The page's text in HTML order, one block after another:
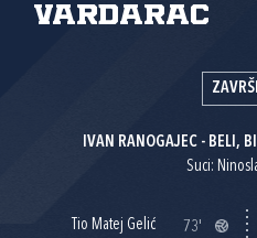
Vardarac
IVAN RANOGAJEC -
Suci:
Tio Matej Gelić 73'